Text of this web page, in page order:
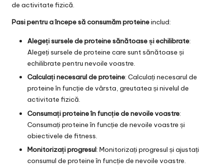
de activitate fizică.
Pasi pentru a începe să consumăm proteineinclud:
Alegeți sursele de proteine sănătoase și echilibrate:
Alegeți sursele de proteine care sunt sănătoase și
echilibrate pentru nevoile voastre.
Calculați necesarul de proteine: Calculați necesarul de
proteine în funcție de vârsta, greutatea și nivelul de
activitate fizică.
Consumați proteine în funcție de nevoile voastre:
Consumați proteine în funcție de nevoile voastre și
obiectivele de fitness.
Monitorizați progresul: Monitorizați progresul și ajustați
consumul de proteine în funcție de nevoile voastre.